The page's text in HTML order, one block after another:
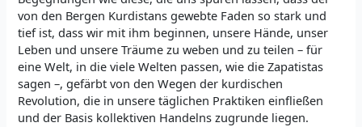
von den Bergen Kurdistans gewebte Faden so stark und
tief ist, dass wir mit ihm beginnen, unsere Hände, unser
Leben und unsere Träume zu weben und zu teilen – für
eine Welt, in die viele Welten passen, wie die Zapatistas
sagen –, gefärbt von den Wegen der kurdischen
Revolution, die in unsere täglichen Praktiken einfließen
und der Basis kollektiven Handelns zugrunde liegen.